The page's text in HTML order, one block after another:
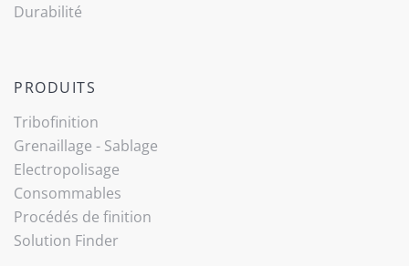
Durabilité
PRODUITS
Tribo­finition
Grenaillage - Sablage
Electropolisage
Consommables
Procédés de finition
Solution Finder